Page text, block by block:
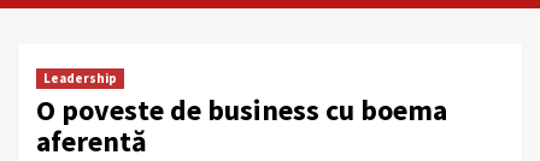
Leadership
O poveste de business cu boema
aferentă